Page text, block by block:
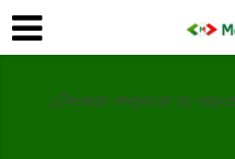
¿Deseas mejorar tu